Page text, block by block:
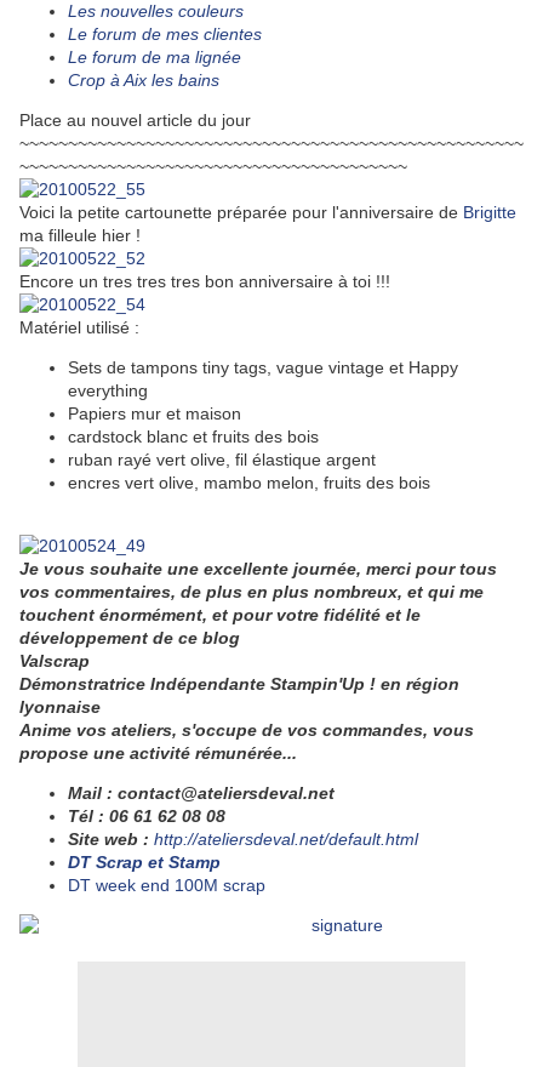
Les nouvelles couleurs
Le forum de mes clientes
Le forum de ma lignée
Crop à Aix les bains
Place au nouvel article du jour
~~~~~~~~~~~~~~~~~~~~~~~~~~~~~~~~~~~~~~~~~~~~~~~~~~~~
~~~~~~~~~~~~~~~~~~~~~~~~~~~~~~~~~~~~~~~~
Voici la petite cartounette préparée pour l'anniversaire de Brigitte
ma filleule hier !
Encore un tres tres tres bon anniversaire à toi !!!
Matériel utilisé :
Sets de tampons tiny tags, vague vintage et Happy
everything
Papiers mur et maison
cardstock blanc et fruits des bois
ruban rayé vert olive, fil élastique argent
encres vert olive, mambo melon, fruits des bois
Je vous souhaite une excellente journée, merci pour tous
vos commentaires, de plus en plus nombreux, et qui me
touchent énormément, et pour votre fidélité et le
développement de ce blog
Valscrap
Démonstratrice Indépendante Stampin'Up ! en région
lyonnaise
Anime vos ateliers, s'occupe de vos commandes, vous
propose une activité rémunérée...
Mail : contact@ateliersdeval.net
Tél : 06 61 62 08 08
Site web : http://ateliersdeval.net/default.html
DT Scrap et Stamp
DT week end 100M scrap